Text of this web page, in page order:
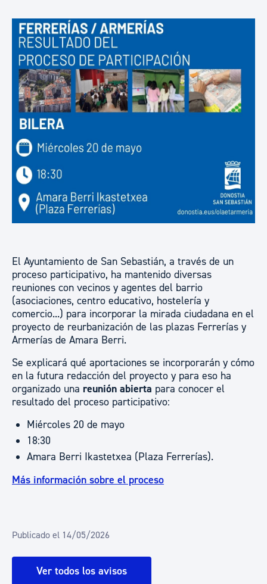
El Ayuntamiento de San Sebastián, a través de un
proceso participativo, ha mantenido diversas
reuniones con vecinos y agentes del barrio
(asociaciones, centro educativo, hostelería y
comercio...) para incorporar la mirada ciudadana en el
proyecto de reurbanización de las plazas Ferrerías y
Armerías de Amara Berri.
Se explicará qué aportaciones se incorporarán y cómo
en la futura redacción del proyecto y para eso ha
organizado una reunión abierta para conocer el
resultado del proceso participativo:
Miércoles 20 de mayo
18:30
Amara Berri Ikastetxea (Plaza Ferrerías).
Más información sobre el proceso
Publicado el 14/05/2026
Ver todos los avisos